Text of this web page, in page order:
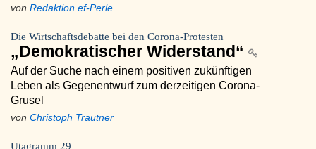
von Redaktion ef-Perle
Die Wirtschaftsdebatte bei den Corona-Protesten
„Demokratischer Widerstand“
Auf der Suche nach einem positiven zukünftigen
Leben als Gegenentwurf zum derzeitigen Corona-
Grusel
von Christoph Trautner
Utagramm 29